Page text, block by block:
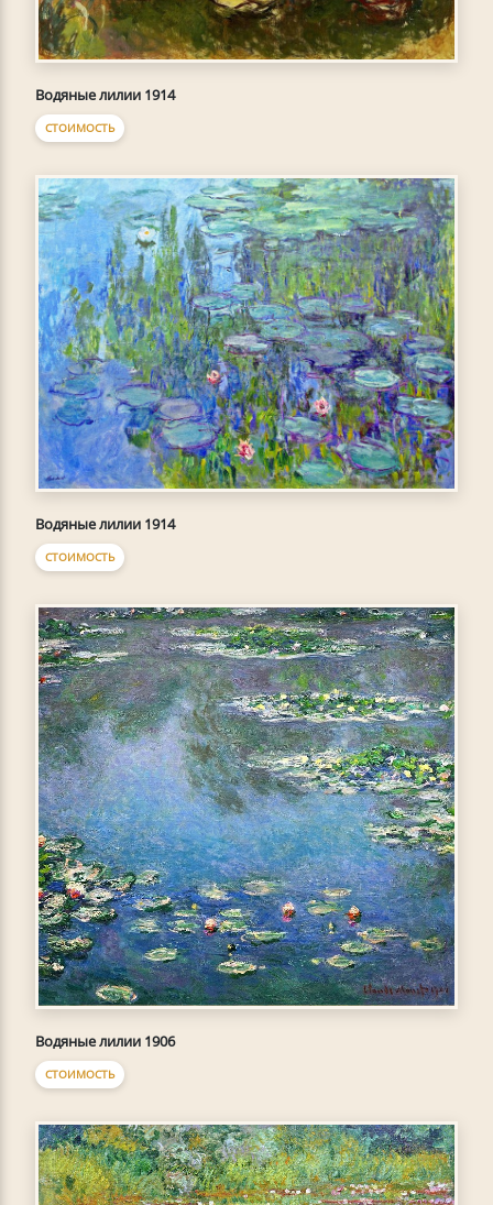
Водяные лилии 1914
СТОИМОСТЬ
Водяные лилии 1914
СТОИМОСТЬ
Водяные лилии 1906
СТОИМОСТЬ